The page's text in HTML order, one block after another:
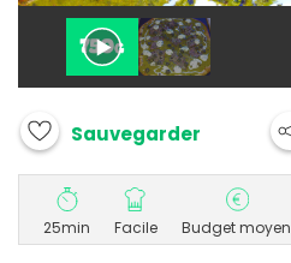
Sauvegarder
25min Facile Budget moyen